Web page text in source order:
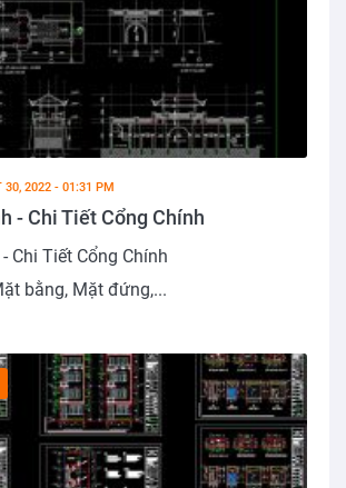
30, 2022 - 01:31 PM
- Chi Tiết Cổng Chính
Chi Tiết Cổng Chính
bằng, Mặt đứng,...